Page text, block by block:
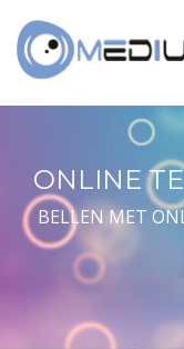
ONLINE
BELLEN MET